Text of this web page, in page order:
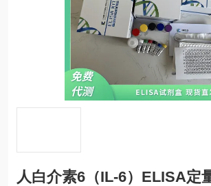
人白介素6（IL-6）ELISA定